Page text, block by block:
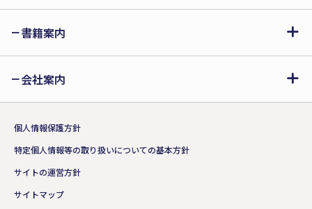
書籍案内
会社案内
個人情報保護方針
特定個人情報等の取り扱いについての基本方針
サイトの運営方針
サイトマップ